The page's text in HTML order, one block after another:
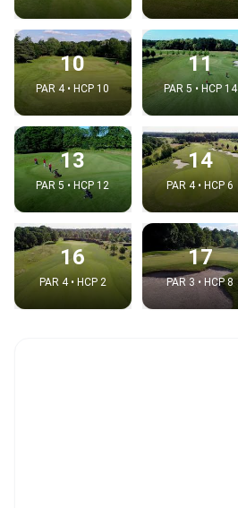
10
PAR 4 • HCP 10
11
PAR 5 • HCP 14
13
PAR 5 • HCP 12
14
PAR 4 • HCP 6
16
PAR 4 • HCP 2
17
PAR 3 • HCP 8